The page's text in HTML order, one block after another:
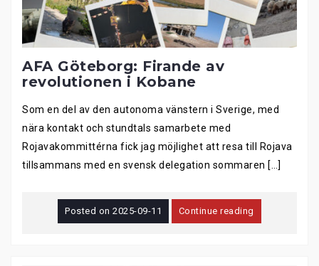
AFA Göteborg: Firande av
revolutionen i Kobane
Som en del av den autonoma vänstern i Sverige, med
nära kontakt och stundtals samarbete med
Rojavakommittérna fick jag möjlighet att resa till Rojava
tillsammans med en svensk delegation sommaren […]
Posted on2025-09-11 Continue reading